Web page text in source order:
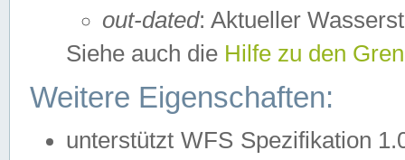
out-dated: Aktueller
Siehe auch die Hilfe zu den
Weitere Eigenschaften:
unterstützt WFS Spezifikation